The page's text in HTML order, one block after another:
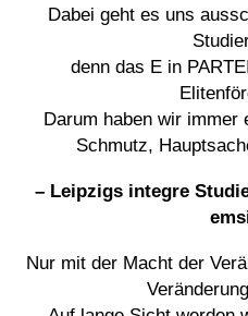
Dabei geht es uns
denn das E in
Darum haben wir immer
Schmutz,
– Leipzigs integre
Nur mit der Macht der